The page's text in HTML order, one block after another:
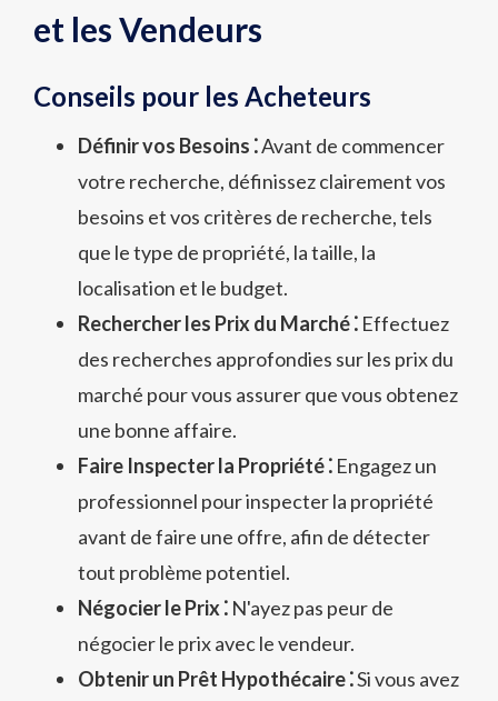
et les Vendeurs
Conseils pour les Acheteurs
Définir vos Besoins ⁚Avant de commencer
votre recherche, définissez clairement vos
besoins et vos critères de recherche, tels
que le type de propriété, la taille, la
localisation et le budget.
Rechercher les Prix du Marché ⁚ Effectuez
des recherches approfondies sur les prix du
marché pour vous assurer que vous obtenez
une bonne affaire.
Faire Inspecter la Propriété ⁚ Engagez un
professionnel pour inspecter la propriété
avant de faire une offre, afin de détecter
tout problème potentiel.
Négocier le Prix ⁚ N'ayez pas peur de
négocier le prix avec le vendeur.
Obtenir un Prêt Hypothécaire ⁚Si vous avez